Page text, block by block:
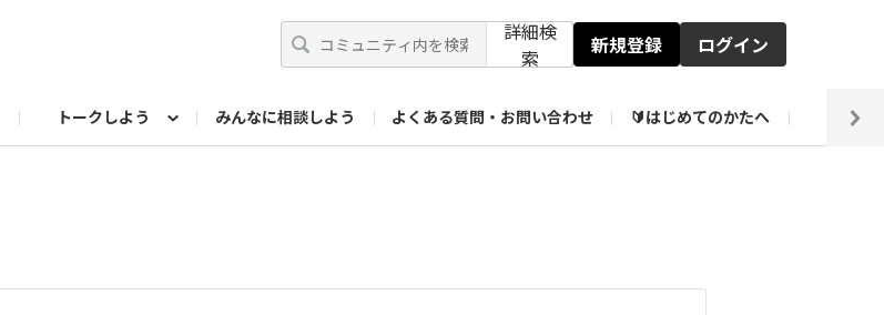
詳細検
索
新規登録 ログイン
トークしよう みんなに相談しよう よくある質問・お問い合わせ 🔰はじめてのかたへ 編集